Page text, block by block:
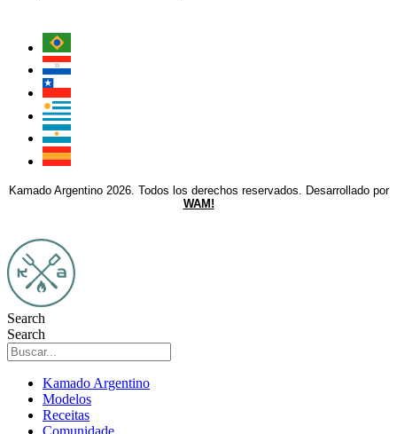
Kamado Argentino 2026. Todos los derechos reservados. Desarrollado por
WAM!
Search
Search
Kamado Argentino
Modelos
Receitas
Comunidade